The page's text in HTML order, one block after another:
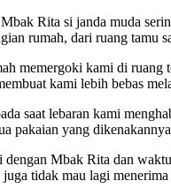
Rita si janda muda
rumah, dari ruang tamu
memergoki kami di
kami lebih bebas
saat lebaran kami
pakaian yang
dengan Mbak Rita dan
tidak mau lagi